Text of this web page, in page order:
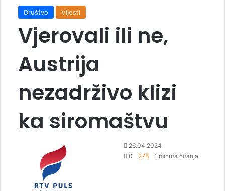
Društvo Vijesti
Vjerovali ili ne,
Austrija
nezadrživo klizi
ka siromaštvu
26.04.2024
0
278 1 minuta čitanja